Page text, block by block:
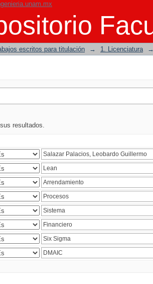
escritos para titulación → 1. Licenciatura
resultados.